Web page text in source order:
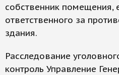
собственник помещения,
ответственного за
здания.
Расследование
контроль Управление